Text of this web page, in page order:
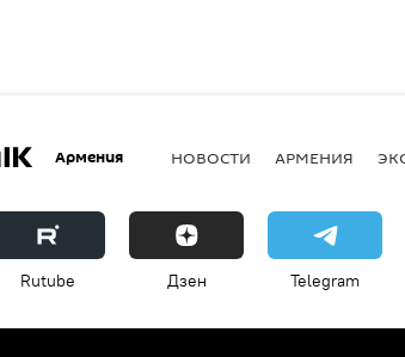
Армения НОВОСТИ АРМЕНИЯ
Rutube Дзен Telegram